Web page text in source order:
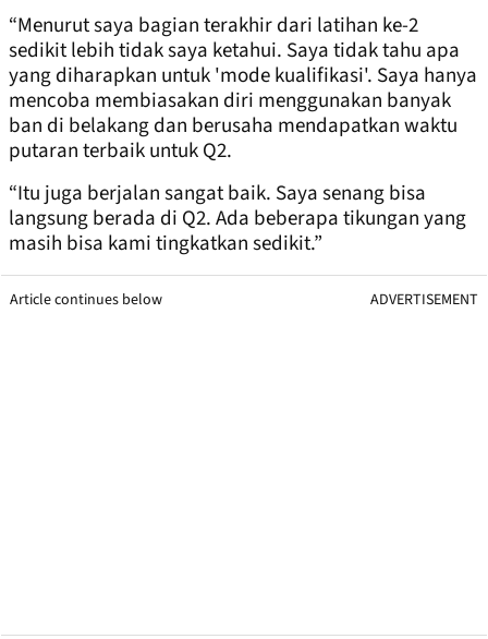
“Menurut saya bagian terakhir dari latihan ke-2
sedikit lebih tidak saya ketahui. Saya tidak tahu apa
yang diharapkan untuk 'mode kualifikasi'. Saya hanya
mencoba membiasakan diri menggunakan banyak
ban di belakang dan berusaha mendapatkan waktu
putaran terbaik untuk Q2.
“Itu juga berjalan sangat baik. Saya senang bisa
langsung berada di Q2. Ada beberapa tikungan yang
masih bisa kami tingkatkan sedikit.”
Article continues below ADVERTISEMENT